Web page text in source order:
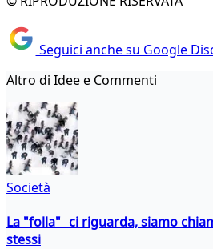
Seguici anche su Google
Altro di Idee e Commenti
Società
La "folla" ci riguarda, siamo
stessi